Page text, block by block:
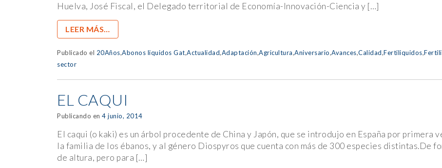
Huelva, José Fiscal, el Delegado territorial de Economía-Innovación-Ciencia y […]
LEER MÁS…
Publicado el 20Años,Abonos liquidos Gat,Actualidad,Adaptación,Agricultura,Aniversario,Avances,Calidad,Fertiliquidos,
sector
EL CAQUI
Publicando en 4 junio, 2014
El caqui (o kaki) es un árbol procedente de China y Japón, que se introdujo en España por primera
la familia de los ébanos, y al género Diospyros que cuenta con más de 300 especies distintas.De
de altura, pero para […]